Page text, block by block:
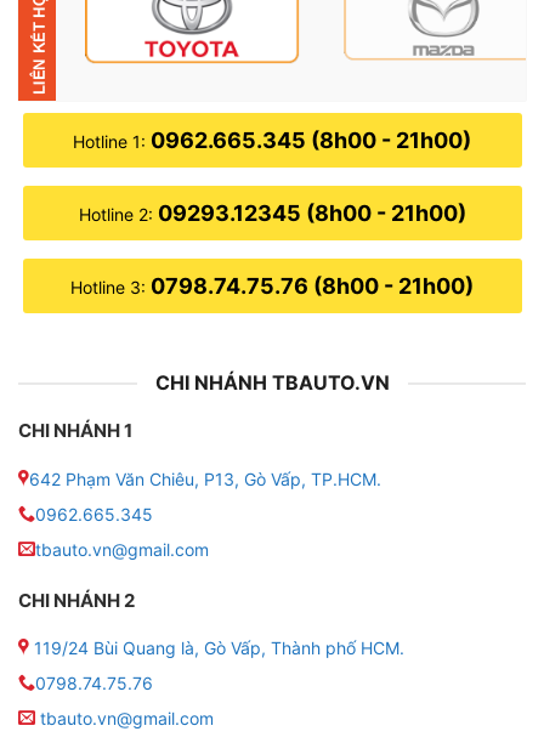
● Kết nối được Wifi, Bluetooth, Sim 4G
● Năm sản xuất: 2024
● Cổng kết nối camera Hỗ trợ camera lùi/camera
hành trình
Camera lùi – “Trợ thủ” đắc lực khi lùi xe
✤ Đi kèm màn hình Zestech Z18 là camera lùi góc rộng
170 độ, có khả năng chống nước, chống bụi, hiển thị
Hotline 1: 0962.665.345 (8h00 - 21h00)
Hotline 2: 09293.12345 (8h00 - 21h00)
Hotline 3: 0798.74.75.76 (8h00 - 21h00)
CHI NHÁNH TBAUTO.VN
CHI NHÁNH 1
642 Phạm Văn Chiêu, P13, Gò Vấp, TP.HCM.
0962.665.345
tbauto.vn@gmail.com
CHI NHÁNH 2
119/24 Bùi Quang là, Gò Vấp, Thành phố HCM.
0798.74.75.76
tbauto.vn@gmail.com